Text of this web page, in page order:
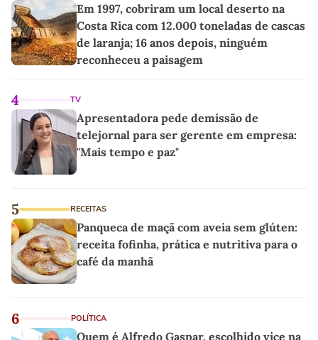
Em 1997, cobriram um local deserto na
Costa Rica com 12.000 toneladas de cascas
de laranja; 16 anos depois, ninguém
reconheceu a paisagem
4 TV
Apresentadora pede demissão de
telejornal para ser gerente em empresa:
"Mais tempo e paz"
5 RECEITAS
Panqueca de maçã com aveia sem glúten:
receita fofinha, prática e nutritiva para o
café da manhã
6 POLÍTICA
Quem é Alfredo Gaspar, escolhido vice na